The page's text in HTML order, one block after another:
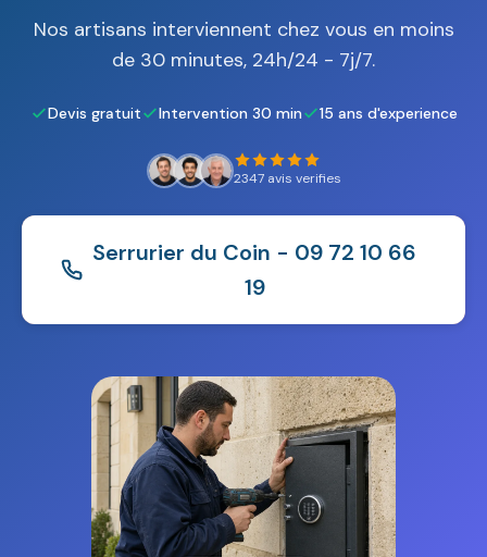
Nos artisans interviennent chez vous en moins
de 30 minutes, 24h/24 - 7j/7.
Devis gratuit Intervention 30 min 15 ans d'experience
2347 avis verifies
Serrurier du Coin - 09 72 10 66
19